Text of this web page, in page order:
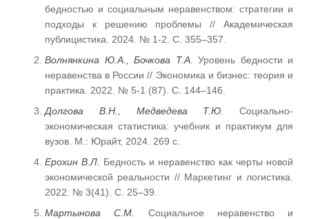
бедностью и социальным неравенством: стратегии и
подходы к решению проблемы // Академическая
публицистика. 2024. № 1-2. С. 355–357.
Волнянкина Ю.А., Бочкова Т.А. Уровень бедности и
неравенства в России // Экономика и бизнес: теория и
практика. 2022. № 5-1 (87). С. 144–146.
Долгова В.Н., Медведева Т.Ю. Социально-
экономическая статистика: учебник и практикум для
вузов. М.: Юрайт, 2024. 269 с.
Ерохин В.Л.
Бедность и неравенство как черты новой
экономической реальности // Маркетинг и логистика.
2022. № 3(41). С. 25–39.
Мартынова С.М.
Социальное неравенство и